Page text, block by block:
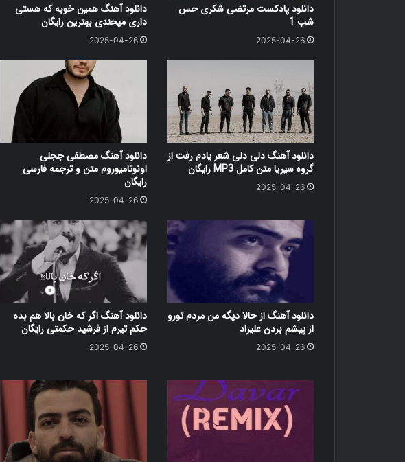
دانلود پادکست مرتضی شکری حس
شب 1
2025-04-26
دانلود آهنگ همین خوبه که هستی
داری میخندی بهترین رایگان
2025-04-26
دانلود آهنگ دلی دلی شعر یادم رفت از
گروه سیریا متن کامل MP3 رایگان
2025-04-26
دانلود آهنگ مصطفی ججلی
اونوتامیوروم متن و ترجمه فارسی
رایگان
2025-04-26
دانلود آهنگ از حالا دیگه من مردم تورو
از پیشم بردن علیراد
2025-04-26
دانلود آهنگ اگر که خان بالا هم بده
حکم تیرم از فرشید حکمتی رایگان
2025-04-26